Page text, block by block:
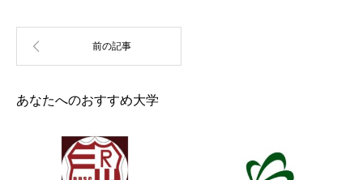
あなたへのおすすめ大学